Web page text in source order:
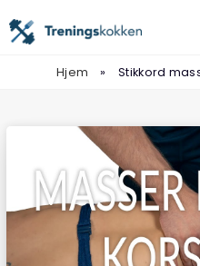
til
innholdHjem » Stikkord